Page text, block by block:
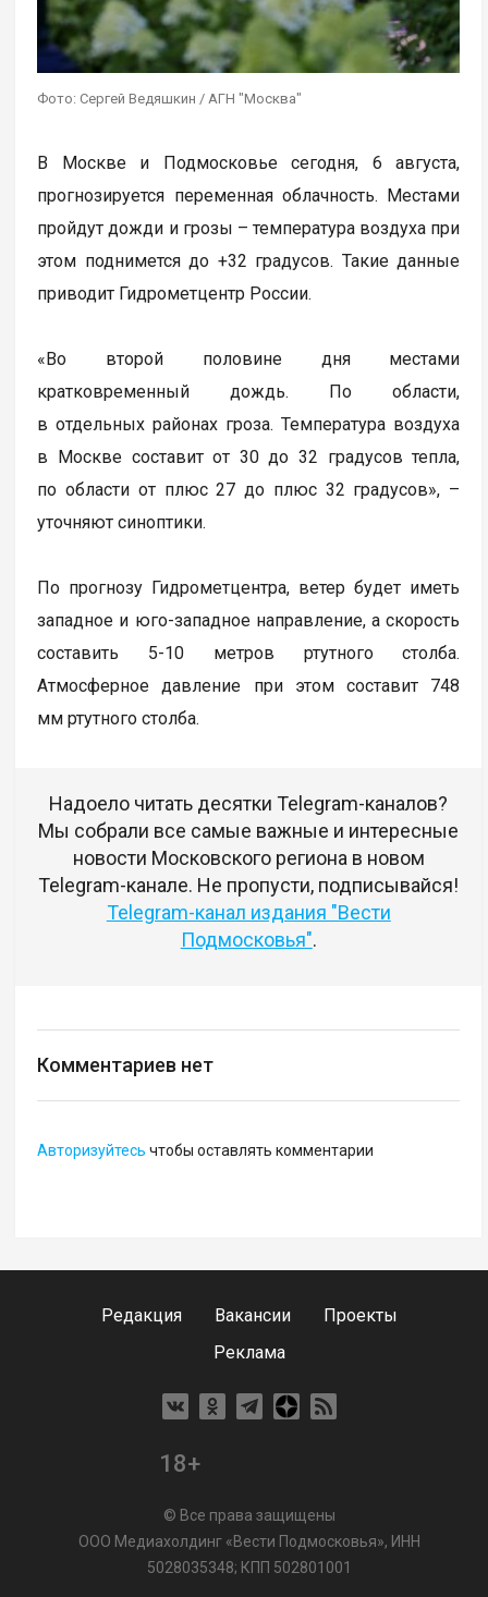
Фото: Сергей Ведяшкин / АГН "Москва"
В Москве и Подмосковье сегодня, 6 августа,
прогнозируется переменная облачность. Местами
пройдут дожди и грозы – температура воздуха при
этом поднимется до +32 градусов. Такие данные
приводит Гидрометцентр России.
«Во второй половине дня местами
кратковременный дождь. По области,
в отдельных районах гроза. Температура воздуха
в Москве составит от 30 до 32 градусов тепла,
по области от плюс 27 до плюс 32 градусов», –
уточняют синоптики.
По прогнозу Гидрометцентра, ветер будет иметь
западное и юго-западное направление, а скорость
составить 5-10 метров ртутного столба.
Атмосферное давление при этом составит 748
мм ртутного столба.
Надоело читать десятки Telegram-каналов?
Мы собрали все самые важные и интересные
новости Московского региона в новом
Telegram-канале. Не пропусти, подписывайся!
Telegram-канал издания "Вести
Подмосковья".
Комментариев нет
Авторизуйтесь чтобы оставлять комментарии
Редакция Вакансии
Проекты
Реклама
18+
© Все права защищены
ООО Медиахолдинг «Вести Подмосковья», ИНН
5028035348; КПП 502801001